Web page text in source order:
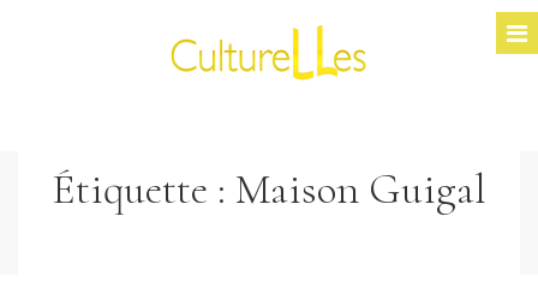
Étiquette : Maison Guigal